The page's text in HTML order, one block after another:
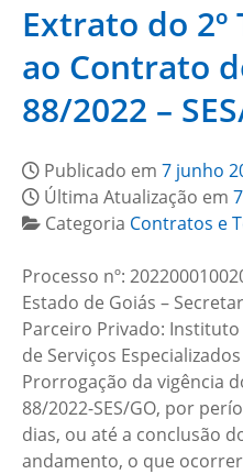
Extrato do
ao Contrato
88/2022 –
Publicado em 7 junho
Última Atualização em
Categoria Contratos e
Processo nº:
Estado de Goiás –
Parceiro Privado:
de Serviços
Prorrogação da vigência
88/2022-SES/GO, por
dias, ou até a conclusão
andamento, o que